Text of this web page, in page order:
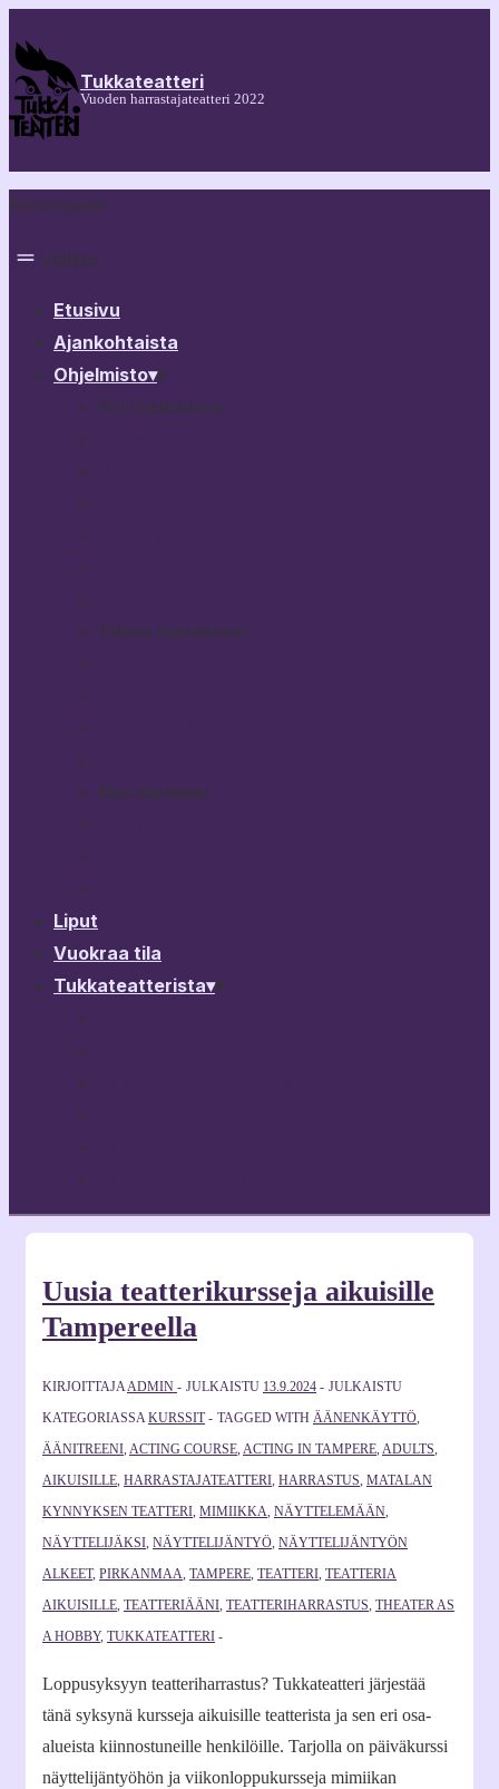
Tukkateatteri
Vuoden harrastajateatteri 2022
Päänavigaatio
Valikko
Etusivu
Ajankohtaista
Ohjelmisto▾▾
Nyt ohjelmistossa
Tulossa ohjelmistoon
Muu ohjelmisto
Liput
Vuokraa tila
Tukkateatterista▾▾
Uusia teatterikursseja aikuisille
Tampereella
KIRJOITTAJA ADMIN JULKAISTU 13.9.2024
JULKAISTU
KATEGORIASSA KURSSIT TAGGED WITH ÄÄNENKÄYTTÖ
ÄÄNITREENI ACTING COURSE ACTING IN TAMPERE ADULTS
AIKUISILLE HARRASTAJATEATTERI HARRASTUS MATALAN
KYNNYKSEN TEATTERI MIMIIKKA NÄYTTELEMÄÄN
NÄYTTELIJÄKSI NÄYTTELIJÄNTYÖ NÄYTTELIJÄNTYÖN
ALKEET, PIRKANMAA TAMPERE TEATTERI TEATTERIA
AIKUISILLE TEATTERIÄÄNI TEATTERIHARRASTUS THEATER AS
A HOBBY, TUKKATEATTERI
Loppusyksyyn teatteriharrastus? Tukkateatteri järjestää
tänä syksynä kursseja aikuisille teatterista ja sen eri osa-
alueista kiinnostuneille henkilöille. Tarjolla on päiväkurssi
näyttelijäntyöhön ja viikonloppukursseja mimiikan